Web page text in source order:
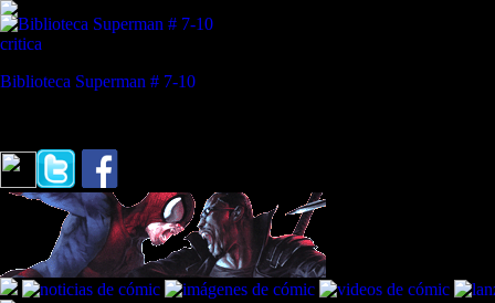
critica
Biblioteca Superman # 7-10